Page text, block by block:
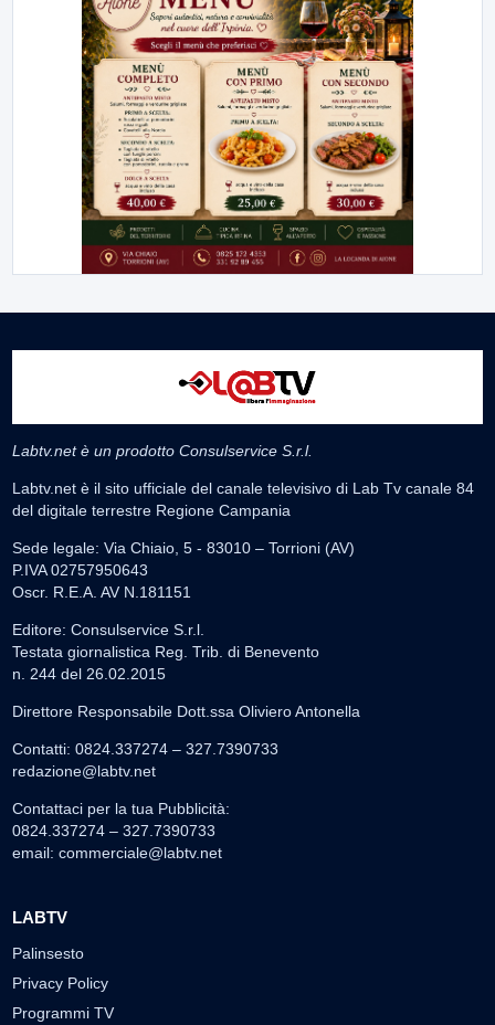
Labtv.net è un prodotto Consulservice S.r.l.
Labtv.net è il sito ufficiale del canale televisivo di Lab Tv canale 84
del digitale terrestre Regione Campania
Sede legale: Via Chiaio, 5 - 83010 – Torrioni (AV)
P.IVA 02757950643
Oscr. R.E.A. AV N.181151
Editore: Consulservice S.r.l.
Testata giornalistica Reg. Trib. di Benevento
n. 244 del 26.02.2015
Direttore Responsabile Dott.ssa Oliviero Antonella
Contatti: 0824.337274 – 327.7390733
redazione@labtv.net
Contattaci per la tua Pubblicità:
0824.337274 – 327.7390733
email: commerciale@labtv.net
LABTV
Palinsesto
Privacy Policy
Programmi TV